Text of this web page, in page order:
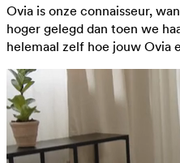
Ovia is onze connaisseur,
hoger gelegd dan toen we
helemaal zelf hoe jouw Ovia